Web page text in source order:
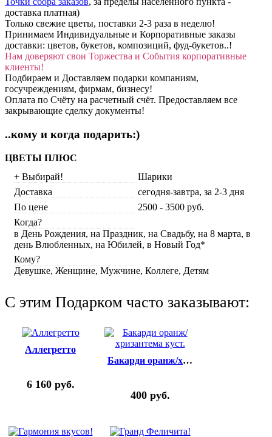
доставка платная)
Только свежие цветы, поставки 2-3 раза в неделю!
Принимаем Индивидуальные и Корпоративные заказы
доставки: цветов, букетов, композиций, фуд-букетов..!
Нам доверяют свои Торжества и События корпоративные
клиенты!
Подбираем и Доставляем подарки компаниям,
госучреждениям, фирмам, бизнесу!
Оплата по Счёту на расчетный счёт. Предоставляем все
закрывающие сделку документы!
..кому и когда подарить:)
ЦВЕТЫ ПЛЮС
+ Выбирай!
Шарики
Доставка
сегодня-завтра, за 2-3 дня
По цене
2500 - 3500 руб.
Когда?
в День Рождения, на Праздник, на Свадьбу, на 8 марта, в
день Влюбленных, на Юбилей, в Новый Год*
Кому?
Девушке, Женщине, Мужчине, Коллеге, Детям
C этим Подарком часто заказывают:
Аллегретто
6 160 руб.
Бакарди оранж/хризантема куст.
400 руб.